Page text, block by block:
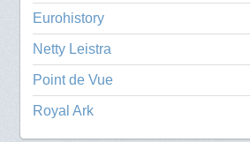
Eurohistory
Netty Leistra
Point de Vue
Royal Ark